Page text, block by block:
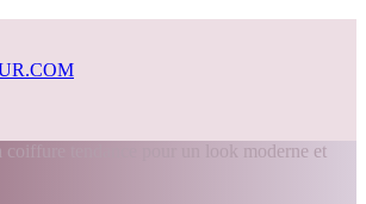
coiffure tendance pour un look moderne et